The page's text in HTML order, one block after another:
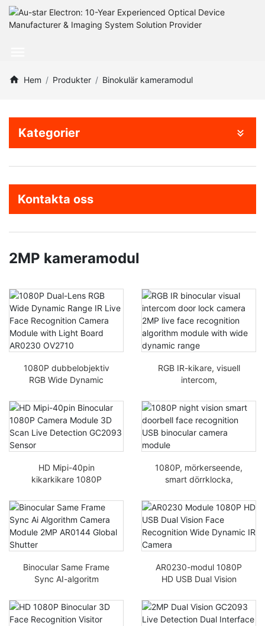
Hem Produkter Binokulär kameramodul
Kategorier
Kontakta oss
2MP kameramodul
1080P dubbelobjektiv
RGB Wide Dynamic
ansiktsigenkänningska
meramodul med
ljuspanel AR0230
OV2710
RGB IR-kikare, visuell
intercom,
levande
ansiktsigenkänningsalg
oritmmodul med stort
dynamiskt omfång,
HD Mipi-40pin
kikarkikare 1080P
Live Detection GC2093-
sensor
1080P, mörkerseende,
smart dörrklocka,
USB-
kikarekameramodul
Binocular Same Frame
Sync AI-algoritm
AR0144 Global slutare
AR0230-modul 1080P
HD USB Dual Vision
Wide Dynamic IR-
kamera